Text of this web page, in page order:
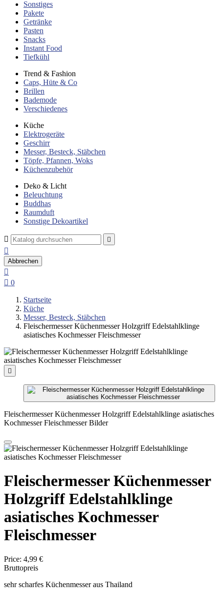
Sonstiges
Pakete
Getränke
Pasten
Snacks
Instant Food
Tiefkühl
Trend & Fashion
Caps, Hüte & Co
Brillen
Bademode
Verschiedenes
Küche
Elektrogeräte
Geschirr
Messer, Besteck, Stäbchen
Töpfe, Pfannen, Woks
Küchenzubehör
Deko & Licht
Beleuchtung
Buddhas
Raumduft
Sonstige Dekoartikel
 

Abbrechen

 0
Startseite
Küche
Messer, Besteck, Stäbchen
Fleischermesser Küchenmesser Holzgriff Edelstahlklinge
asiatisches Kochmesser Fleischmesser

Fleischermesser Küchenmesser Holzgriff Edelstahlklinge asiatisches
Kochmesser Fleischmesser Bilder
Fleischermesser Küchenmesser
Holzgriff Edelstahlklinge
asiatisches Kochmesser
Fleischmesser
Price: 4,99 €
Bruttopreis
sehr scharfes Küchenmesser aus Thailand